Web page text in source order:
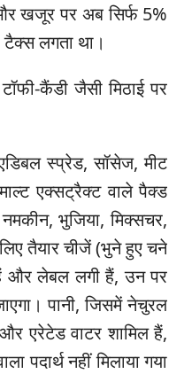
खजूर पर अब सिर्फ 5%
लगता था।
कैंडी जैसी मिठाई पर
स्प्रेड, सॉसेज, मीट
एक्सट्रैक्ट वाले पैक्ड
भुजिया, मिक्सचर,
तैयार चीजें (भुने हुए चने
और लेबल लगी हैं, उन पर
पानी, जिसमें नेचुरल
एरेटेड वाटर शामिल हैं,
पदार्थ नहीं मिलाया गया